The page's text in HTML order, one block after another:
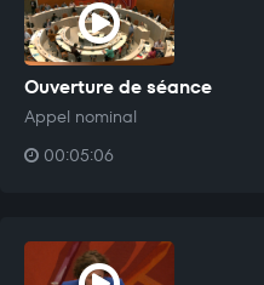
Ouverture de séance
Appel nominal
00:05:06